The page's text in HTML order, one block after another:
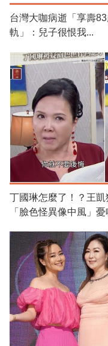
台灣大咖病逝「享壽
軌」：兒子很恨我...
丁國琳怎麼了！？王
「臉色怪異像中風」